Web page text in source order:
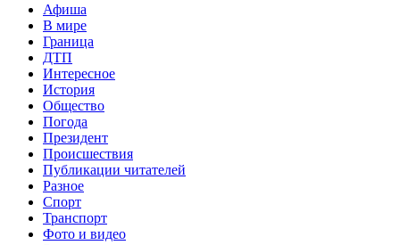
Афиша
В мире
Граница
ДТП
Интересное
История
Общество
Погода
Президент
Происшествия
Публикации читателей
Разное
Спорт
Транспорт
Фото и видео